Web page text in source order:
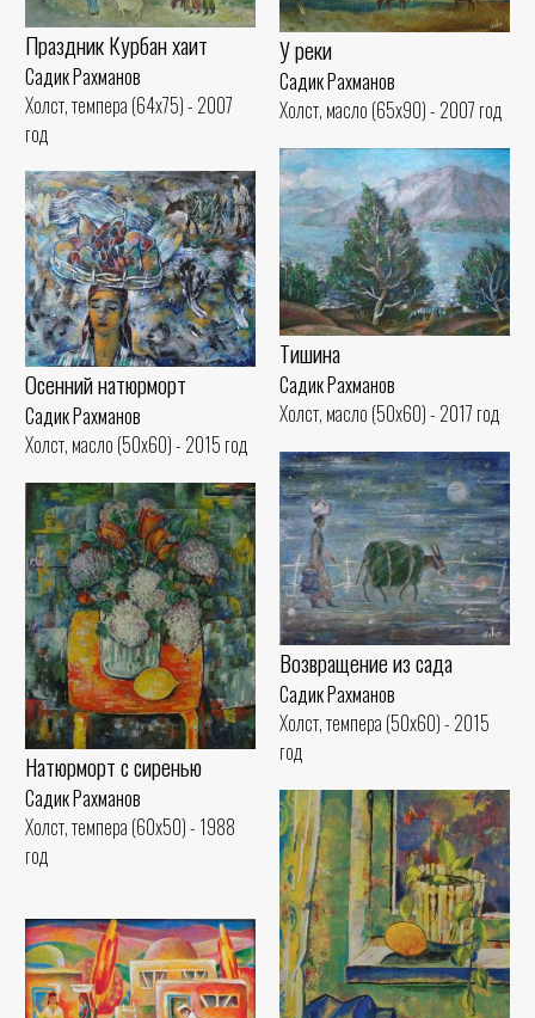
Праздник Курбан хаит
Садик Рахманов
Холст, темпера (64x75) - 2007
год
У реки
Садик Рахманов
Холст, масло (65x90) - 2007 год
Тишина
Садик Рахманов
Холст, масло (50x60) - 2017 год
Осенний натюрморт
Садик Рахманов
Холст, масло (50x60) - 2015 год
Возвращение из сада
Садик Рахманов
Холст, темпера (50x60) - 2015
год
Натюрморт с сиренью
Садик Рахманов
Холст, темпера (60x50) - 1988
год